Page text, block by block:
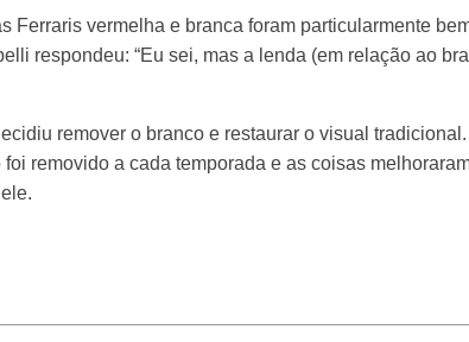
Ferraris vermelha e branca foram particularmente
respondeu: “Eu sei, mas a lenda (em relação ao
remover o branco e restaurar o visual
removido a cada temporada e as coisas